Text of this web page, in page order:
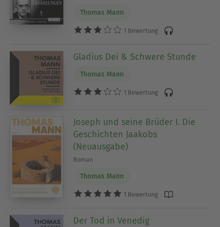
Thomas Mann
1 Bewertung
Gladius Dei & Schwere Stunde
Thomas Mann
1 Bewertung
Joseph und seine Brüder I. Die
Geschichten Jaakobs
(Neuausgabe)
Roman
Thomas Mann
1 Bewertung
Der Tod in Venedig